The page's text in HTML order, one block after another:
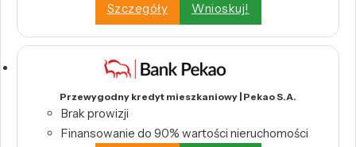
Szczegóły
Wnioskuj!
Przewygodny kredyt mieszkaniowy | Pekao S.A.
Brak prowizji
Finansowanie do 90% wartości nieruchomości